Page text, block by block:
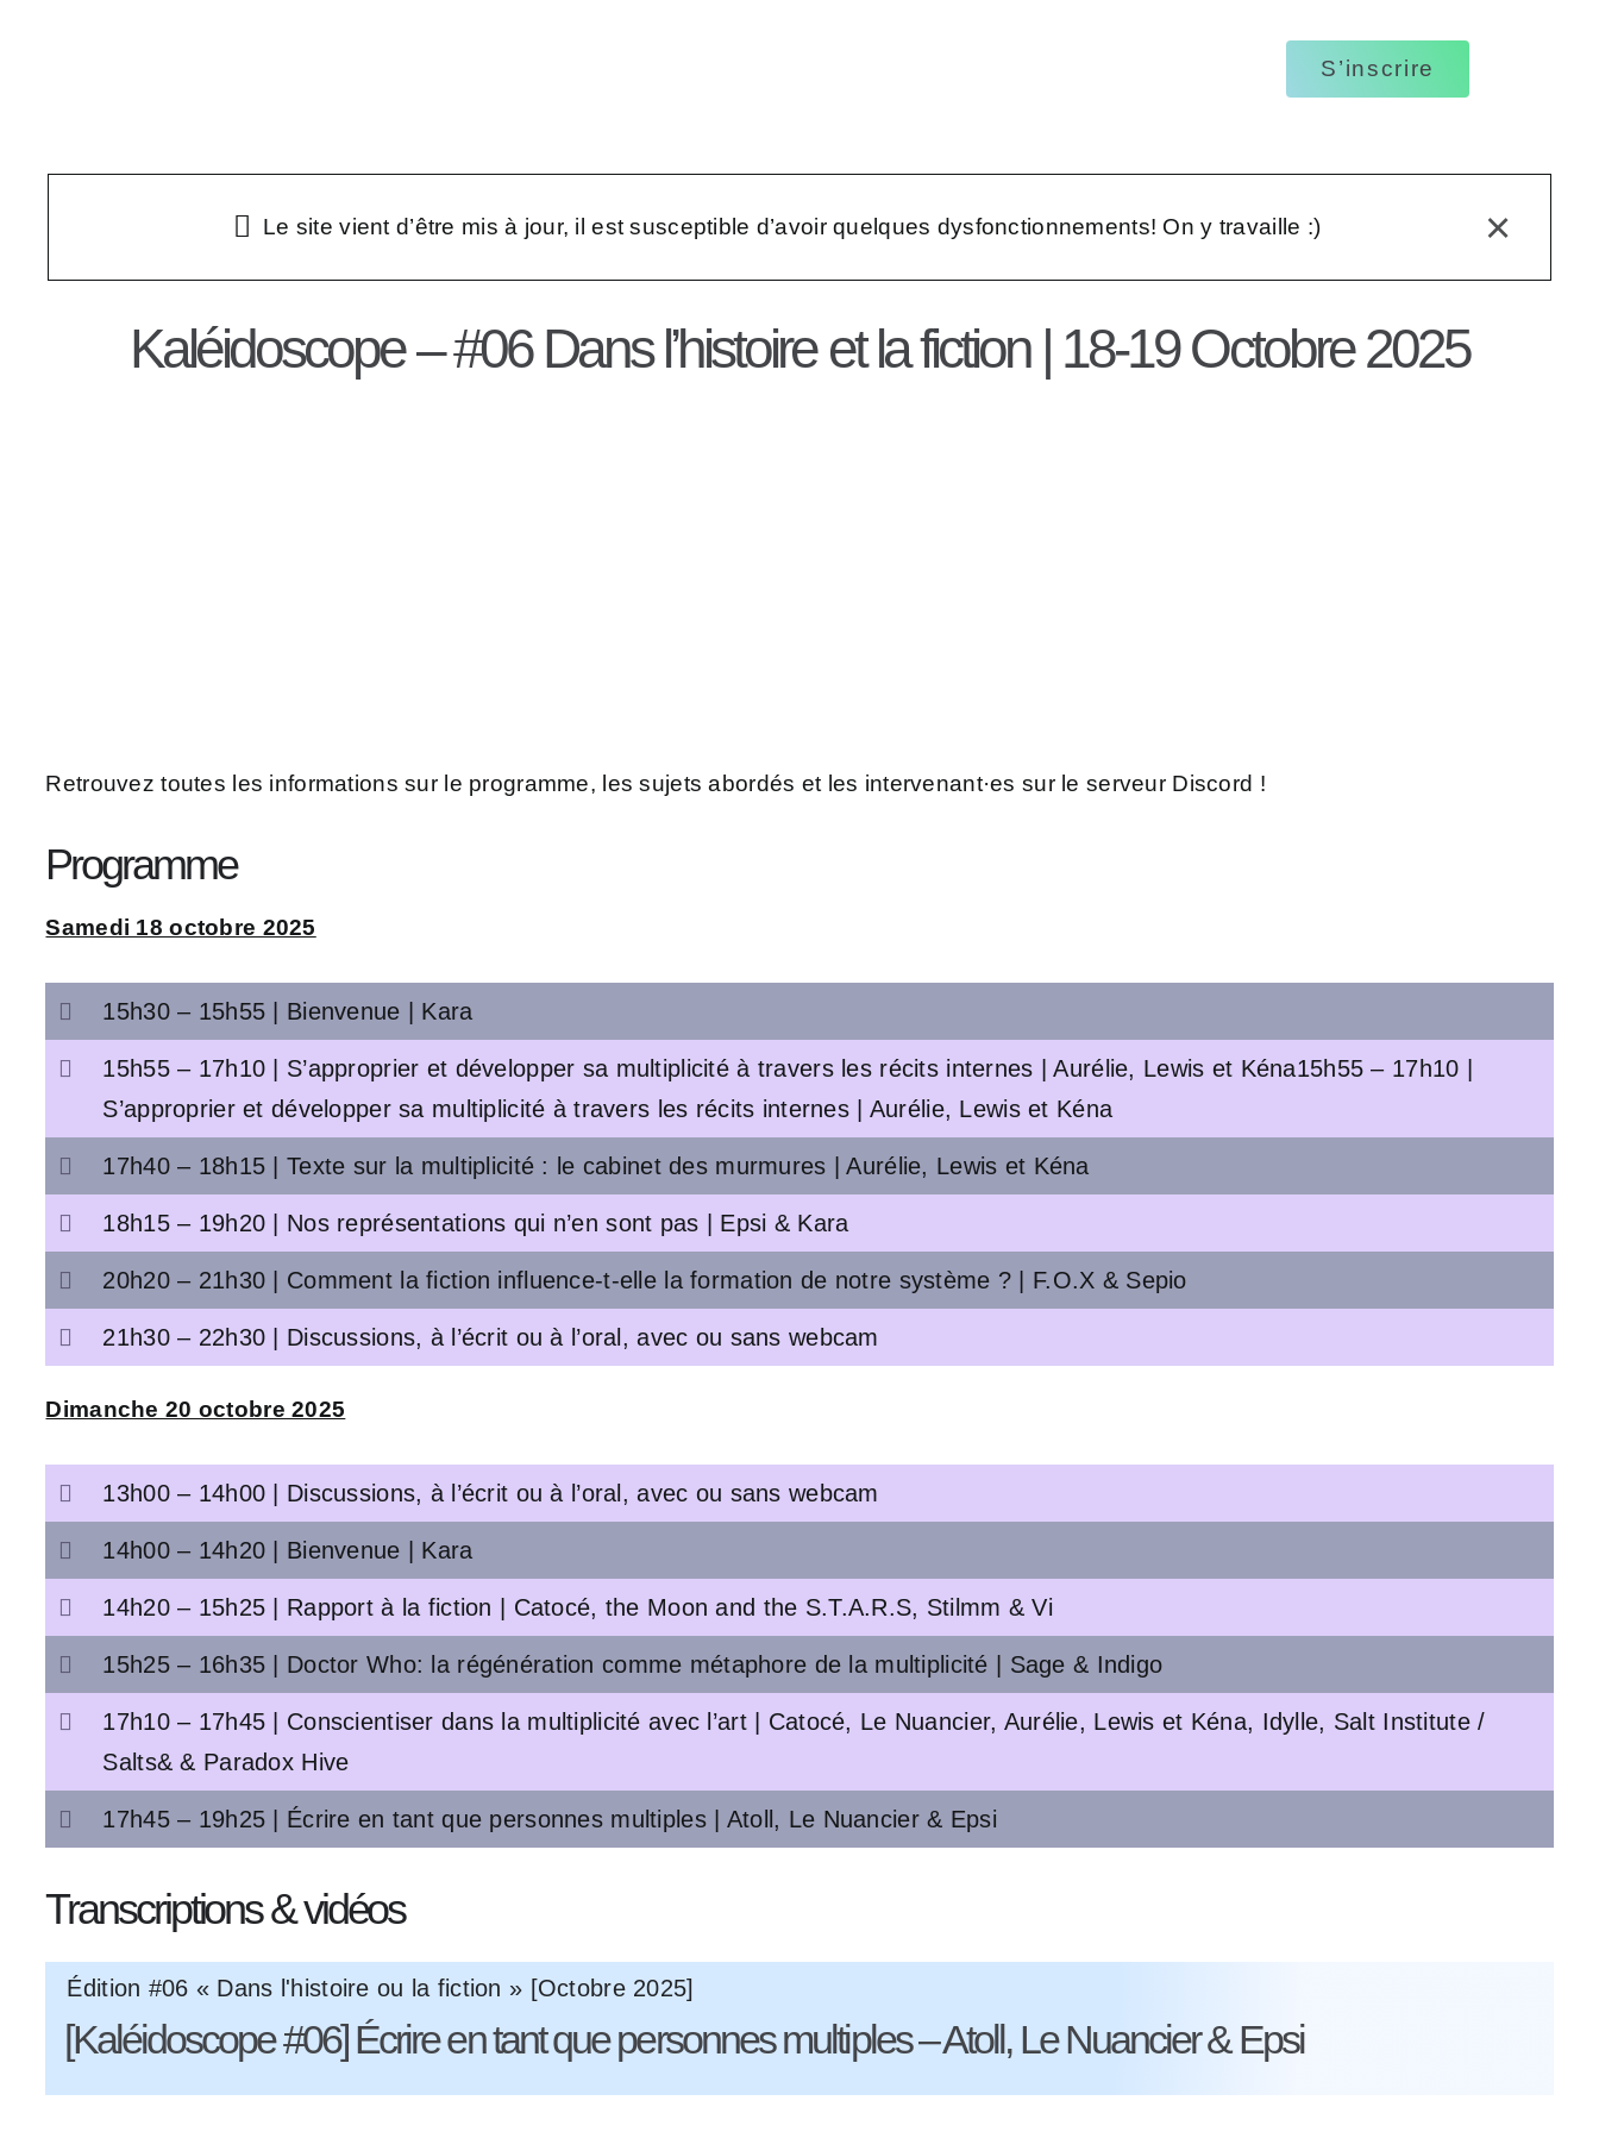
S’inscrire
Le site vient d’être mis à jour, il est susceptible d’avoir quelques dysfonctionnements! On y travaille :) ×
Kaléidoscope – #06 Dans l’histoire et la fiction | 18-19 Octobre 2025
Retrouvez toutes les informations sur le programme, les sujets abordés et les intervenant·es sur le serveur Discord !
Programme
Samedi 18 octobre 2025
15h30 – 15h55 | Bienvenue | Kara
15h55 – 17h10 | S’approprier et développer sa multiplicité à travers les récits internes | Aurélie, Lewis et Kéna15h55 – 17h10 |
S’approprier et développer sa multiplicité à travers les récits internes | Aurélie, Lewis et Kéna
17h40 – 18h15 | Texte sur la multiplicité : le cabinet des murmures | Aurélie, Lewis et Kéna
18h15 – 19h20 | Nos représentations qui n’en sont pas | Epsi & Kara
20h20 – 21h30 | Comment la fiction influence-t-elle la formation de notre système ? | F.O.X & Sepio
21h30 – 22h30 | Discussions, à l’écrit ou à l’oral, avec ou sans webcam
Dimanche 20 octobre 2025
13h00 – 14h00 | Discussions, à l’écrit ou à l’oral, avec ou sans webcam
14h00 – 14h20 | Bienvenue | Kara
14h20 – 15h25 | Rapport à la fiction | Catocé, the Moon and the S.T.A.R.S, Stilmm & Vi
15h25 – 16h35 | Doctor Who: la régénération comme métaphore de la multiplicité | Sage & Indigo
17h10 – 17h45 | Conscientiser dans la multiplicité avec l’art | Catocé, Le Nuancier, Aurélie, Lewis et Kéna, Idylle, Salt Institute /
Salts& & Paradox Hive
17h45 – 19h25 | Écrire en tant que personnes multiples | Atoll, Le Nuancier & Epsi
Transcriptions & vidéos
Édition #06 « Dans l'histoire ou la fiction » [Octobre 2025]
[Kaléidoscope #06] Écrire en tant que personnes multiples – Atoll, Le Nuancier & Epsi